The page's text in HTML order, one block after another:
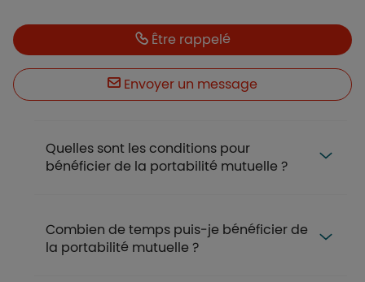
Boutons
Boutons et liens Être rappelé
Envoyer un message
Quelles sont les conditions pour
bénéficier de la portabilité mutuelle ?
Combien de temps puis-je bénéficier de
la portabilité mutuelle ?